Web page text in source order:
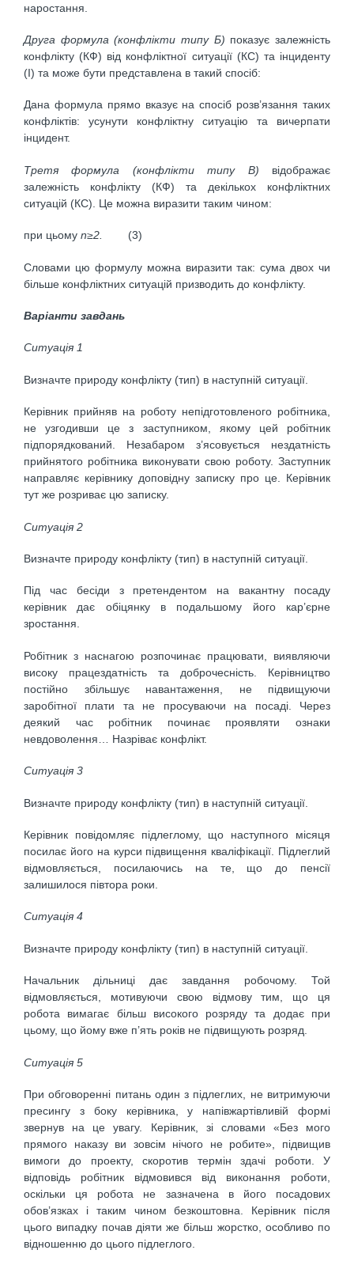
наростання.
Друга формула (конфлікти типу Б) показує залежність
конфлікту (КФ) від конфліктної ситуації (КС) та інциденту
(І) та може бути представлена в такий спосіб:
Дана формула прямо вказує на спосіб розв’язання таких
конфліктів: усунути конфліктну ситуацію та вичерпати
інцидент.
Третя формула (конфлікти типу В) відображає
залежність конфлікту (КФ) та декількох конфліктних
ситуацій (КС). Це можна виразити таким чином:
при цьому n≥2. (3)
Словами цю формулу можна виразити так: сума двох чи
більше конфліктних ситуацій призводить до конфлікту.
Варіанти завдань
Ситуація 1
Визначте природу конфлікту (тип) в наступній ситуації.
Керівник прийняв на роботу непідготовленого робітника,
не узгодивши це з заступником, якому цей робітник
підпорядкований. Незабаром з’ясовується нездатність
прийнятого робітника виконувати свою роботу. Заступник
направляє керівнику доповідну записку про це. Керівник
тут же розриває цю записку.
Ситуація 2
Визначте природу конфлікту (тип) в наступній ситуації.
Під час бесіди з претендентом на вакантну посаду
керівник дає обіцянку в подальшому його кар’єрне
зростання.
Робітник з наснагою розпочинає працювати, виявляючи
високу працездатність та доброчесність. Керівництво
постійно збільшує навантаження, не підвищуючи
заробітної плати та не просуваючи на посаді. Через
деякий час робітник починає проявляти ознаки
невдоволення… Назріває конфлікт.
Ситуація 3
Визначте природу конфлікту (тип) в наступній ситуації.
Керівник повідомляє підлеглому, що наступного місяця
посилає його на курси підвищення кваліфікації. Підлеглий
відмовляється, посилаючись на те, що до пенсії
залишилося півтора роки.
Ситуація 4
Визначте природу конфлікту (тип) в наступній ситуації.
Начальник дільниці дає завдання робочому. Той
відмовляється, мотивуючи свою відмову тим, що ця
робота вимагає більш високого розряду та додає при
цьому, що йому вже п’ять років не підвищують розряд.
Ситуація 5
При обговоренні питань один з підлеглих, не витримуючи
пресингу з боку керівника, у напівжартівливій формі
звернув на це увагу. Керівник, зі словами «Без мого
прямого наказу ви зовсім нічого не робите», підвищив
вимоги до проекту, скоротив термін здачі роботи. У
відповідь робітник відмовився від виконання роботи,
оскільки ця робота не зазначена в його посадових
обов’язках і таким чином безкоштовна. Керівник після
цього випадку почав діяти же більш жорстко, особливо по
відношенню до цього підлеглого.